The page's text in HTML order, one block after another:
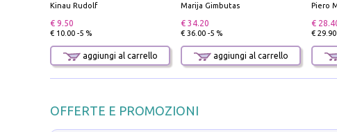
Kinau Rudolf
€ 9.50
€ 10.00 -5 %
aggiungi al carrello
Marija Gimbutas
€ 34.20
€ 36.00 -5 %
aggiungi al carrello
Piero
€
€
OFFERTE E PROMOZIONI